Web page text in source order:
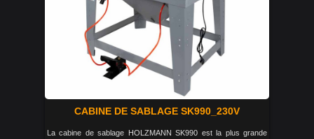
CABINE DE SABLAGE SK990_230V
La cabine de sablage HOLZMANN SK990 est la plus grande